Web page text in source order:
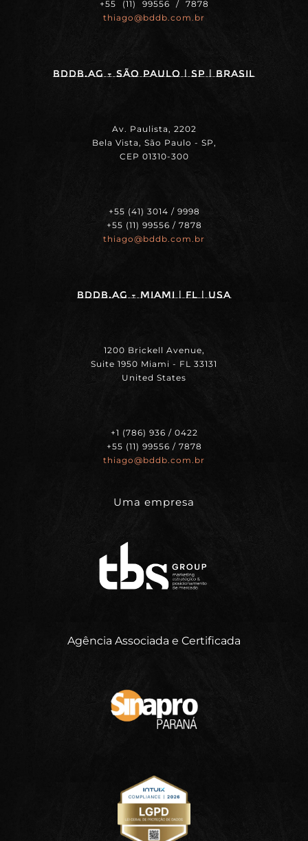
+55 (11) 99556 / 7878
thiago@bddb.com.br
BDDB.ag - SÃO PAULO | SP | BRASIL
Av. Paulista, 2202
Bela Vista, São Paulo - SP,
CEP 01310-300
+55 (41) 3014 / 9998
+55 (11) 99556 / 7878
thiago@bddb.com.br
BDDB.ag - MIAMI | FL | USA
1200 Brickell Avenue,
Suite 1950 Miami - FL 33131
United States
+1 (786) 936 / 0422
+55 (11) 99556 / 7878
thiago@bddb.com.br
Uma empresa
Agência Associada e Certificada